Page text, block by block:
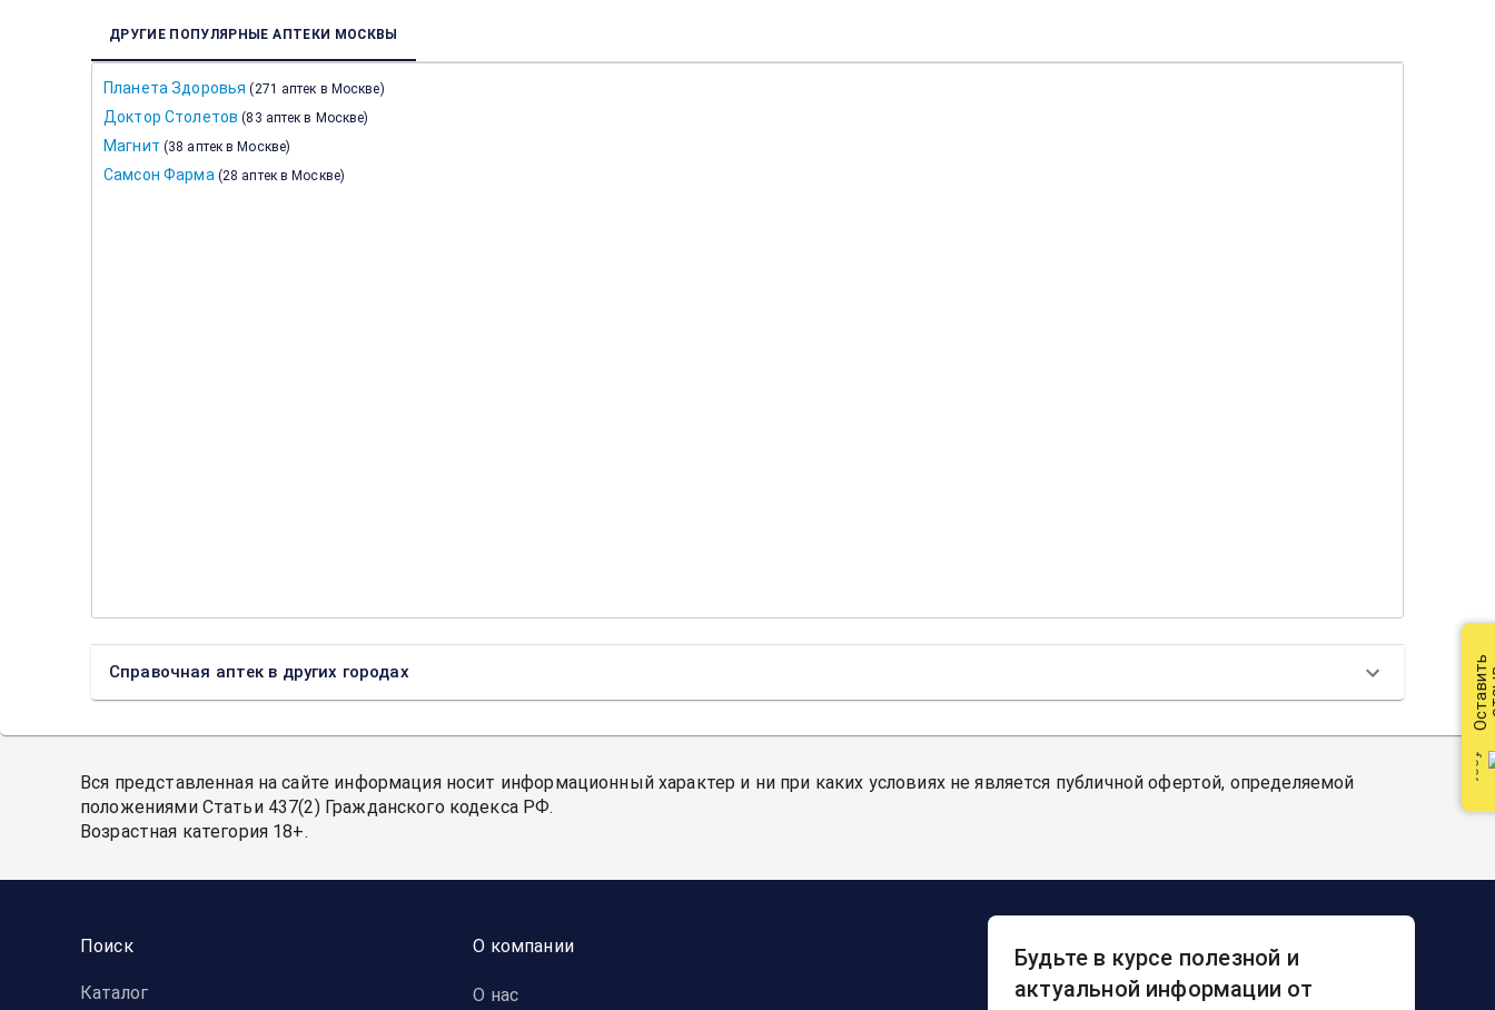
ДРУГИЕ ПОПУЛЯРНЫЕ АПТЕКИ МОСКВЫ
Планета Здоровья (271 аптек в Москве)
Доктор Столетов (83 аптек в Москве)
Магнит (38 аптек в Москве)
Самсон Фарма (28 аптек в Москве)
Справочная аптек в других городах
Вся представленная на сайте информация носит информационный характер и ни при каких условиях не является публичной офертой, определяемой
положениями Статьи 437(2) Гражданского кодекса РФ.
Возрастная категория 18+.
Поиск
Каталог
О компании
О нас
Будьте в курсе полезной и
актуальной информации от
Оставить